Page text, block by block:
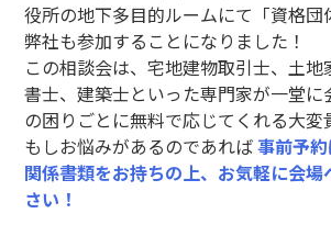
役所の地下多目的ルームにて「資格団
弊社も参加することになりました！
この相談会は、宅地建物取引士、土
書士、建築士といった専門家が一堂
の困りごとに無料で応じてくれる大変
もしお悩みがあるのであれば事前予
関係書類をお持ちの上、お気軽に会
さい！